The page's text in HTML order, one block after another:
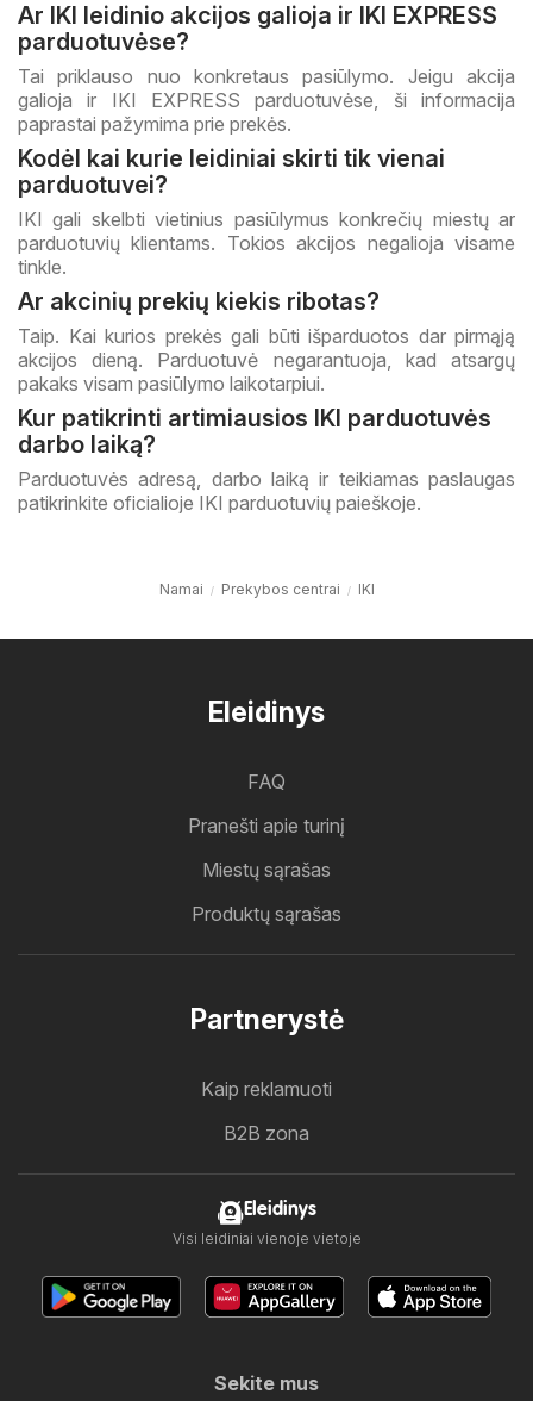
Ar IKI leidinio akcijos galioja ir IKI EXPRESS
parduotuvėse?
Tai priklauso nuo konkretaus pasiūlymo. Jeigu akcija
galioja ir IKI EXPRESS parduotuvėse, ši informacija
paprastai pažymima prie prekės.
Kodėl kai kurie leidiniai skirti tik vienai
parduotuvei?
IKI gali skelbti vietinius pasiūlymus konkrečių miestų ar
parduotuvių klientams. Tokios akcijos negalioja visame
tinkle.
Ar akcinių prekių kiekis ribotas?
Taip. Kai kurios prekės gali būti išparduotos dar pirmąją
akcijos dieną. Parduotuvė negarantuoja, kad atsargų
pakaks visam pasiūlymo laikotarpiui.
Kur patikrinti artimiausios IKI parduotuvės
darbo laiką?
Parduotuvės adresą, darbo laiką ir teikiamas paslaugas
patikrinkite oficialioje IKI parduotuvių paieškoje.
Namai Prekybos centrai IKI
Eleidinys
FAQ
Pranešti apie turinį
Miestų sąrašas
Produktų sąrašas
Partnerystė
Kaip reklamuoti
B2B zona
Eleidinys
Visi leidiniai vienoje vietoje
Sekite mus